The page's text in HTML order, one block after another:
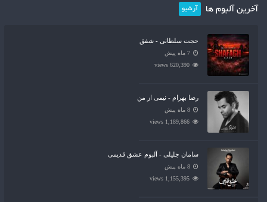
آخرین آلبوم ها آرشیو
حجت سلطانی - شفق
7 ماه پیش
620,390 views
رضا بهرام - نیمی از من
8 ماه پیش
1,189,866 views
سامان جلیلی - آلبوم عشق قدیمی
8 ماه پیش
1,155,395 views